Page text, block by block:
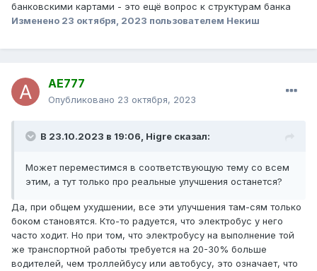
банковскими картами - это ещё вопрос к структурам банка
Изменено 23 октября, 2023 пользователем Некиш
AE777
Опубликовано 23 октября, 2023
В 23.10.2023 в 19:06, Higre сказал:
Может переместимся в соответствующую тему со всем
этим, а тут только про реальные улучшения останется?
Да, при общем ухудшении, все эти улучшения там-сям только
боком становятся. Кто-то радуется, что электробус у него
часто ходит. Но при том, что электробусу на выполнение той
же транспортной работы требуется на 20-30% больше
водителей, чем троллейбусу или автобусу, это означает, что